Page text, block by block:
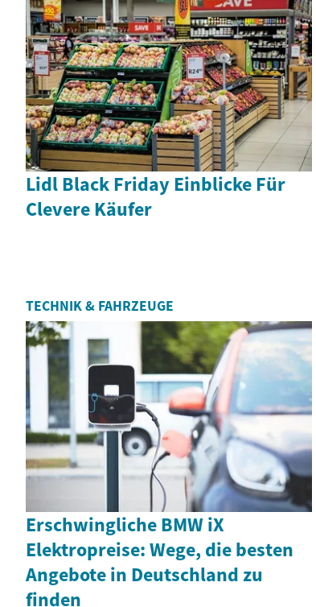
Lidl Black Friday Einblicke Für
Clevere Käufer
TECHNIK & FAHRZEUGE
Erschwingliche BMW iX
Elektropreise: Wege, die besten
Angebote in Deutschland zu
finden